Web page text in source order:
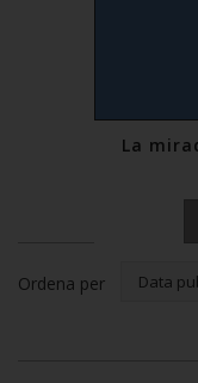
La
Ordena per